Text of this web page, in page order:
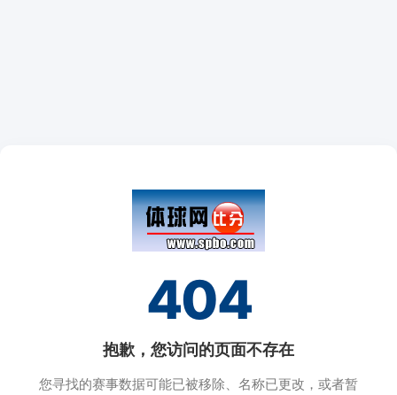
404
抱歉，您访问的页面不存在
您寻找的赛事数据可能已被移除、名称已更改，或者暂